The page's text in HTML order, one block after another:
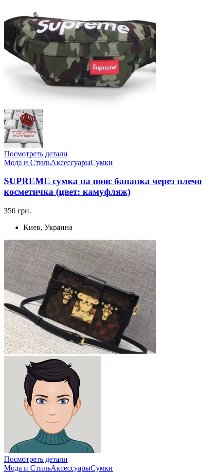
Посмотреть детали
Мода и СтильАксессуарыСумки
SUPREME сумка на пояс бананка через плечо
косметичка (цвет: камуфляж)
350 грн.
Киев, Украина
Посмотреть детали
Мода и СтильАксессуарыСумки